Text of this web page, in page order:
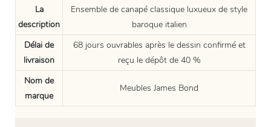
La
description
Ensemble de canapé classique luxueux de style
baroque italien
Délai de
livraison
68 jours ouvrables après le dessin confirmé et
reçu le dépôt de 40 %
Nom de
marque
Meubles James Bond